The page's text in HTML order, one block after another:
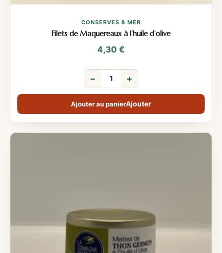
CONSERVES & MER
Filets de Maquereaux à l’huile d’olive
4,30 €
− +
Ajouter au panier